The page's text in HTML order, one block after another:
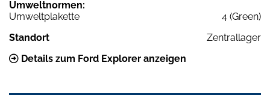
Umweltnormen:
Umweltplakette
4 (Green)
Standort
Zentrallager
Details zum Ford Explorer anzeigen